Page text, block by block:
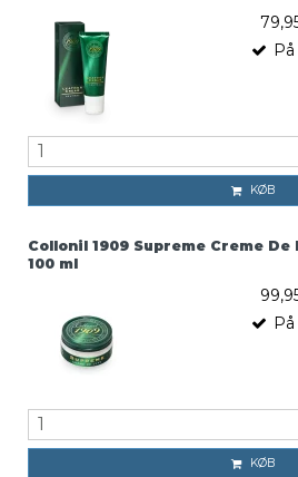
KØB
Collonil 1909 Supreme Creme
100 ml
KØB